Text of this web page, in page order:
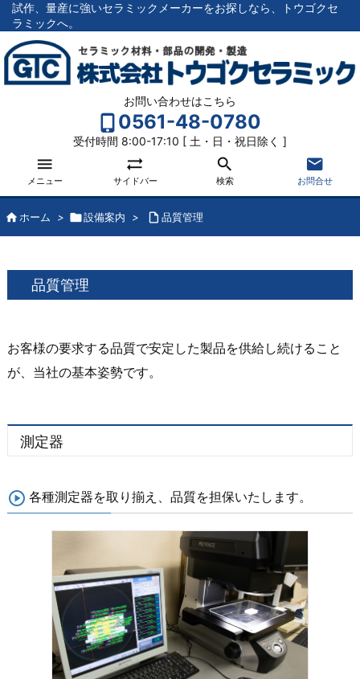
試作、量産に強いセラミックメーカーをお探しなら、トウゴクセ
ラミックへ。
お問い合わせはこちら
0561-48-0780
受付時間 8:00-17:10 [ 土・日・祝日除く ]

メニュー

サイドバー

検索

お問合せ
ホーム > 設備案内 >  品質管理
品質管理
お客様の要求する品質で安定した製品を供給し続けること
が、当社の基本姿勢です。
測定器
各種測定器を取り揃え、品質を担保いたします。